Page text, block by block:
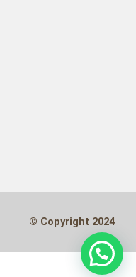
© Copyright 2024